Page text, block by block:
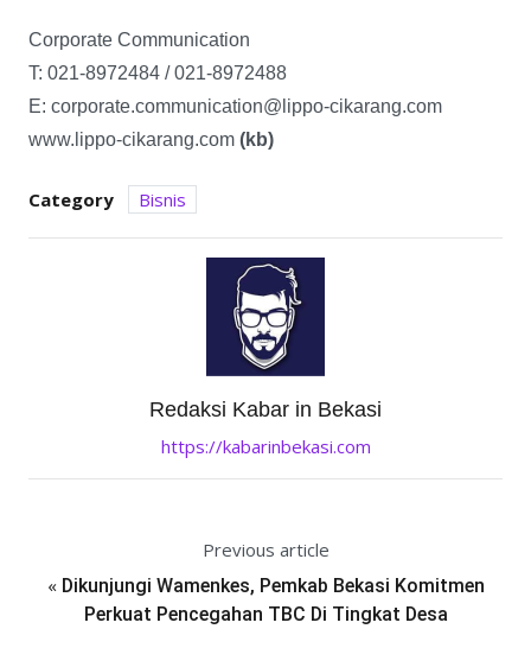
Corporate Communication
T: 021-8972484 / 021-8972488
E: corporate.communication@lippo-cikarang.com
www.lippo-cikarang.com (kb)
Category Bisnis
Redaksi Kabar in Bekasi
https://kabarinbekasi.com
Previous article
« Dikunjungi Wamenkes, Pemkab Bekasi Komitmen
Perkuat Pencegahan TBC Di Tingkat Desa